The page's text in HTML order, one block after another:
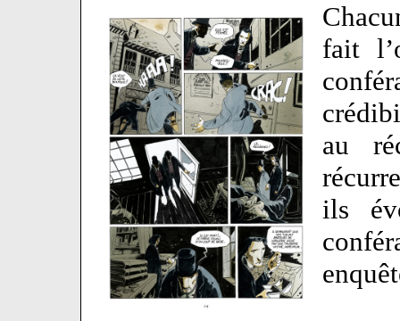
fait
au
ils